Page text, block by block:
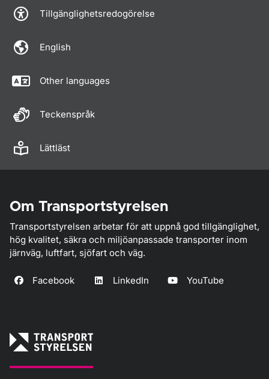
Tillgänglighetsredogörelse
English
Other languages
Teckenspråk
Lättläst
Om Transportstyrelsen
Transportstyrelsen arbetar för att uppnå god tillgänglighet,
hög kvalitet, säkra och miljöanpassade transporter inom
järnväg, luftfart, sjöfart och väg.
Facebook LinkedIn YouTube